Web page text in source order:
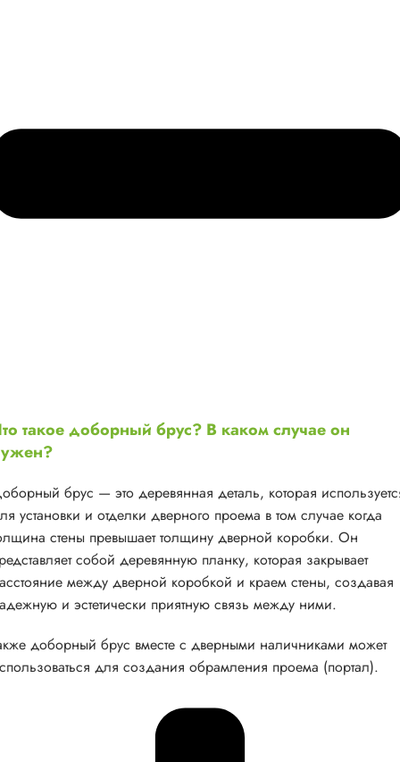
такое доборный брус? В каком случае он
брус — это деревянная деталь, которая
установки и отделки дверного проема в том случае когда
стены превышает толщину дверной коробки. Он
собой деревянную планку, которая закрывает
между дверной коробкой и краем стены, создавая
и эстетически приятную связь между ними.
доборный брус вместе с дверными наличниками может
для создания обрамления проема (портал).